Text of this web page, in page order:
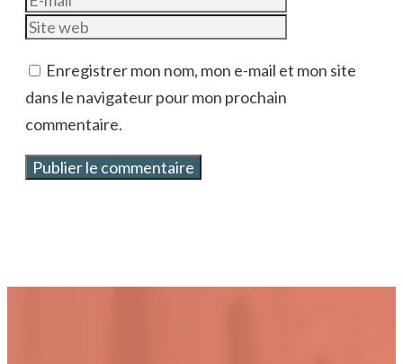
Enregistrer mon nom, mon e-mail et mon site
dans le navigateur pour mon prochain
commentaire.